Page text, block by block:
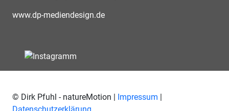
www.dp-mediendesign.de
© Dirk Pfuhl - natureMotion | Impressum |
Datenschutzerklärung